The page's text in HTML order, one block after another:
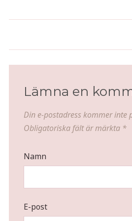
Lämna en
Din e-postadress kommer inte
Obligatoriska fält är märkta *
Namn
E-post